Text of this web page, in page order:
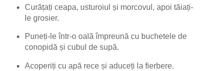
Curățați ceapa, usturoiul și morcovul, apoi tăiați-
le grosier.
Puneți-le într-o oală împreună cu buchetele de
conopidă și cubul de supă.
Acoperiți cu apă rece și aduceți la fierbere.